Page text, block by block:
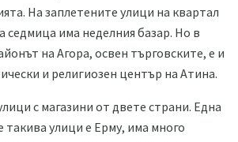
На заплетените улици на квартал
седмица има неделния базар. Но в
на Агора, освен търговските, е и
и религиозен център на Атина.
с магазини от двете страни. Една
такива улици е Ерму, има много